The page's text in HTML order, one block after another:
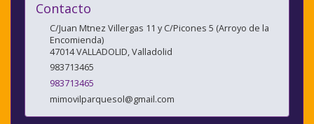
Contacto
C/Juan Mtnez Villergas 11 y C/Picones 5 (Arroyo de la
Encomienda)
47014VALLADOLID,Valladolid
983713465
983713465
mimovilparquesol@gmail.com